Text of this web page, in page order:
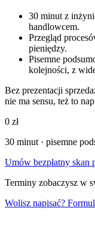
30 minut z
handlowcem.
Przegląd
pieniędzy.
Pisemne
kolejności, z
Bez prezentacji
nie ma sensu, też to
0 zł
30 minut · pisemne
Umów bezpłatny skan
Terminy zobaczysz w
Wolisz napisać?